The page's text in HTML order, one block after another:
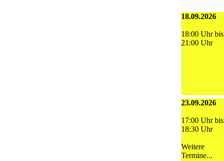
18.09.2026
18:00 Uhr bis
21:00 Uhr
23.09.2026
17:00 Uhr bis
18:30 Uhr
Weitere
Termine...